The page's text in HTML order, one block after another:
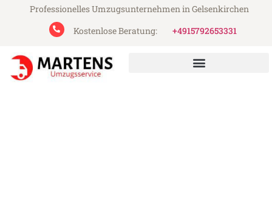
Professionelles Umzugsunternehmen in Gelsenkirchen
Kostenlose Beratung:
+4915792653331